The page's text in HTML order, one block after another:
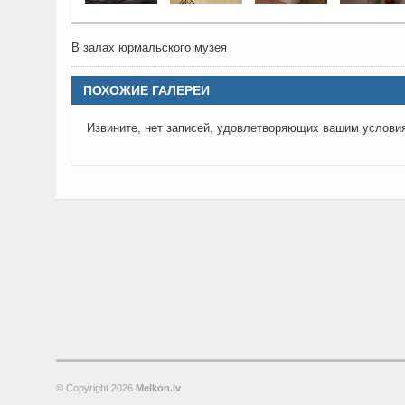
В залах юрмальского музея
ПОХОЖИЕ ГАЛЕРЕИ
Извините, нет записей, удовлетворяющих вашим
© Copyright 2026 Melkon.lv